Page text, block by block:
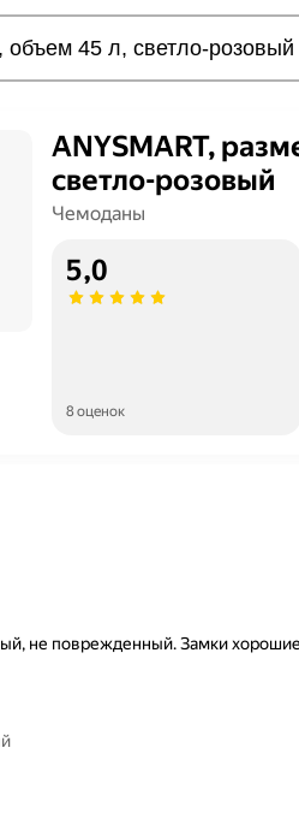
ANYSMART,
светло-розовый
Чемоданы
5,0
8 оценок
не поврежденный. Замки